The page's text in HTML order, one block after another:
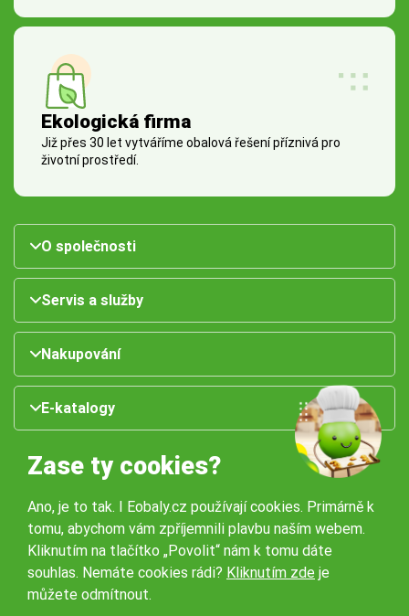
Ekologická firma
Již přes 30 let vytváříme obalová řešení příznivá pro
životní prostředí.
O společnosti
Servis a služby
Nakupování
E-katalogy
Naše pobočky:
Zase ty cookies?
Ano, je to tak. I Eobaly.cz používají cookies. Primárně k
tomu, abychom vám zpříjemnili plavbu naším webem.
Kliknutím na tlačítko „Povolit“ nám k tomu dáte
souhlas. Nemáte cookies rádi? Kliknutím zde je
můžete odmítnout.